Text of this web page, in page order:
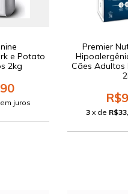
e Potato
2kg
juros
Premier
Cães Adultos
3 x de